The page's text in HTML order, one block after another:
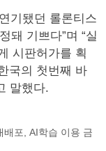
기됐던 롤론티스
돼 기쁘다”며 “실
시판허가를 획
국의 첫번째 바
말했다.
포, AI학습 이용 금